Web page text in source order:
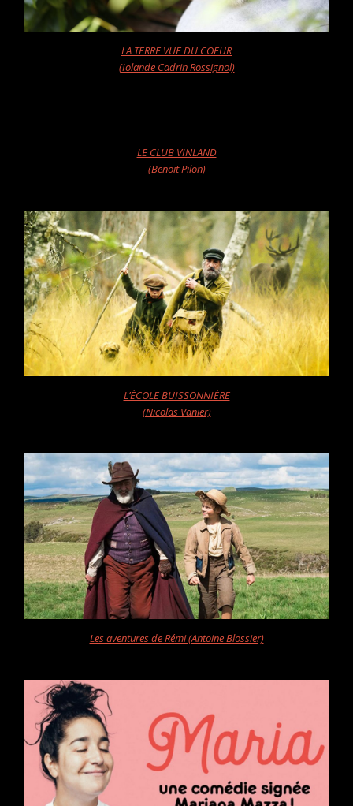
LA TERRE VUE DU COEUR
(Iolande Cadrin Rossignol)
LE CLUB VINLAND
(Benoit Pilon)
L’ÉCOLE BUISSONNIÈRE
(Nicolas Vanier)
Les aventures de Rémi (Antoine Blossier)